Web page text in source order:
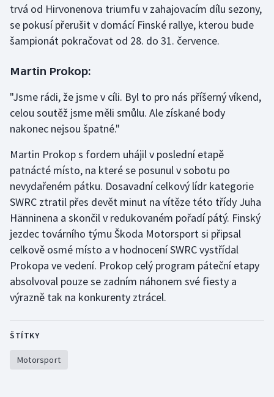
Volejbal
Ostatní
trvá od Hirvonenova triumfu v zahajovacím dílu sezony,
se pokusí přerušit v domácí Finské rallye, kterou bude
šampionát pokračovat od 28. do 31. července.
Martin Prokop:
"Jsme rádi, že jsme v cíli. Byl to pro nás příšerný víkend,
celou soutěž jsme měli smůlu. Ale získané body
nakonec nejsou špatné."
Martin Prokop s fordem uhájil v poslední etapě
patnácté místo, na které se posunul v sobotu po
nevydařeném pátku. Dosavadní celkový lídr kategorie
SWRC ztratil přes devět minut na vítěze této třídy Juha
Hänninena a skončil v redukovaném pořadí pátý. Finský
jezdec továrního týmu Škoda Motorsport si připsal
celkově osmé místo a v hodnocení SWRC vystřídal
Prokopa ve vedení. Prokop celý program páteční etapy
absolvoval pouze se zadním náhonem své fiesty a
výrazně tak na konkurenty ztrácel.
ŠTÍTKY
Motorsport